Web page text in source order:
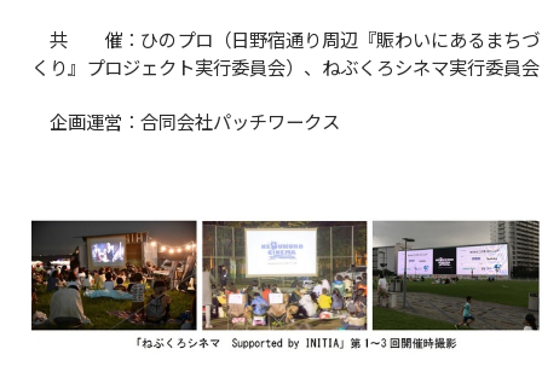
共 催：ひのプロ（日野宿通り周辺『賑わいにあるまちづ
くり』プロジェクト実行委員会）、ねぶくろシネマ実行委員会
企画運営：合同会社パッチワークス